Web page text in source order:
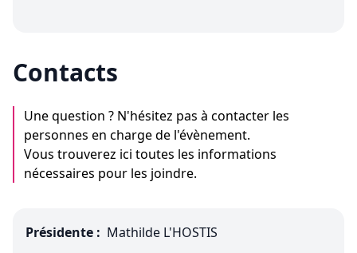
Contacts
Une question ? N'hésitez pas à contacter les
personnes en charge de l'évènement.
Vous trouverez ici toutes les informations
nécessaires pour les joindre.
Présidente : Mathilde L'HOSTIS